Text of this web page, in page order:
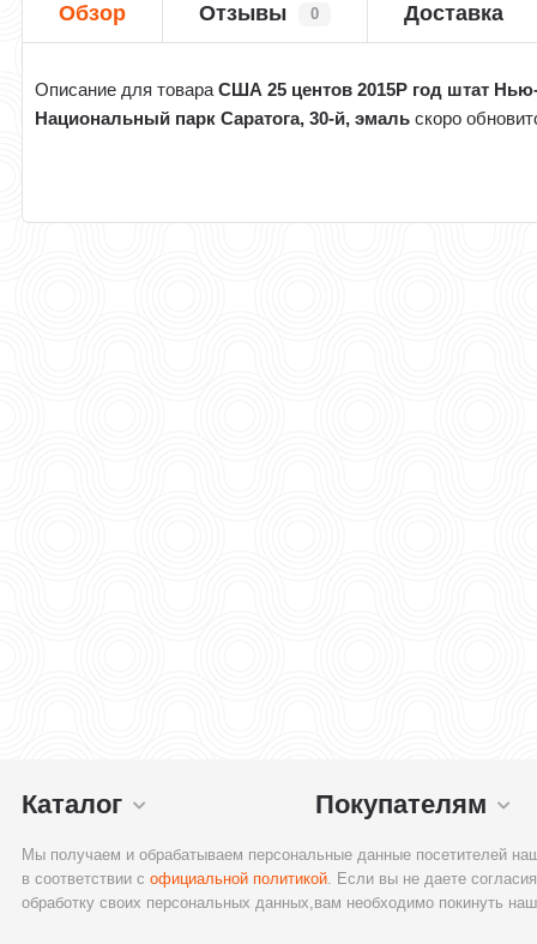
Обзор Отзывы 0 Доставка
Описание для товараСША 25 центов 2015Р год штат
Национальный парк Саратога, 30-й, эмаль скоро
Каталог Покупателям
Мы получаем и обрабатываем персональные данные посетителей
в соответствии софициальной политикой. Если вы не даете
обработку своих персональных данных,вам необходимо покинуть